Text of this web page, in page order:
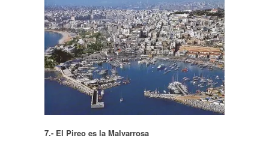
7.- El Pireo es la Malvarrosa